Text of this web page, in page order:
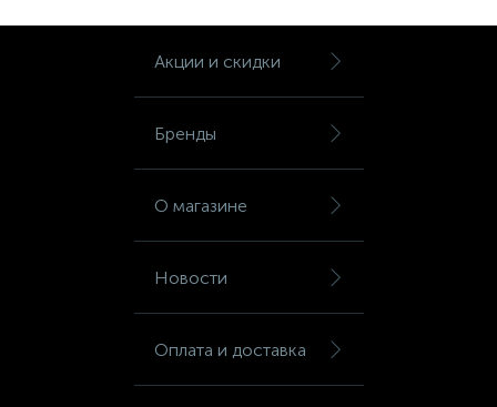
Акции и скидки
Бренды
О магазине
Новости
Оплата и доставка
Шкафы для сумок
Шкафы картотечные